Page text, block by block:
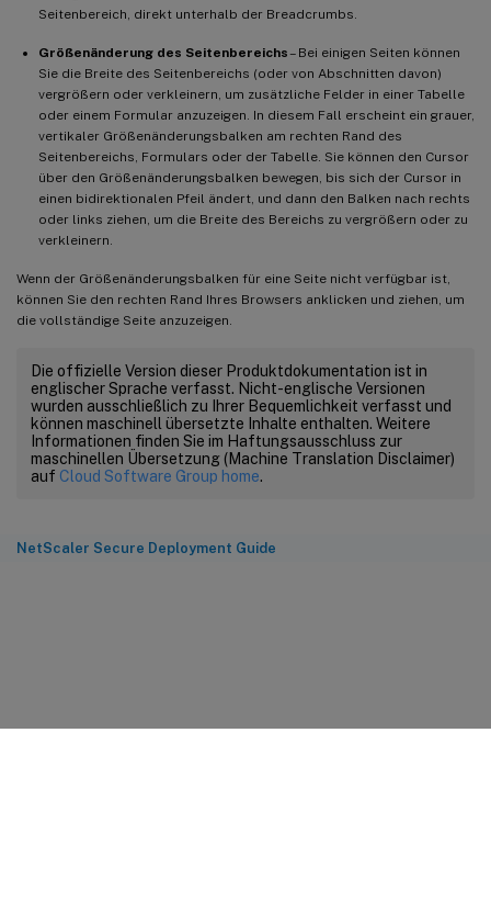
Seitenbereich, direkt unterhalb der Breadcrumbs.
Größenänderung des Seitenbereichs– Bei einigen Seiten können
Sie die Breite des Seitenbereichs (oder von Abschnitten davon)
vergrößern oder verkleinern, um zusätzliche Felder in einer Tabelle
oder einem Formular anzuzeigen. In diesem Fall erscheint ein grauer,
vertikaler Größenänderungsbalken am rechten Rand des
Seitenbereichs, Formulars oder der Tabelle. Sie können den Cursor
über den Größenänderungsbalken bewegen, bis sich der Cursor in
einen bidirektionalen Pfeil ändert, und dann den Balken nach rechts
oder links ziehen, um die Breite des Bereichs zu vergrößern oder zu
verkleinern.
Wenn der Größenänderungsbalken für eine Seite nicht verfügbar ist,
können Sie den rechten Rand Ihres Browsers anklicken und ziehen, um
die vollständige Seite anzuzeigen.
Die offizielle Version dieser Produktdokumentation ist in
englischer Sprache verfasst. Nicht-englische Versionen
wurden ausschließlich zu Ihrer Bequemlichkeit verfasst und
können maschinell übersetzte Inhalte enthalten. Weitere
Informationen finden Sie im Haftungsausschluss zur
maschinellen Übersetzung (Machine Translation Disclaimer)
auf Cloud Software Group home.
NetScaler Secure Deployment Guide